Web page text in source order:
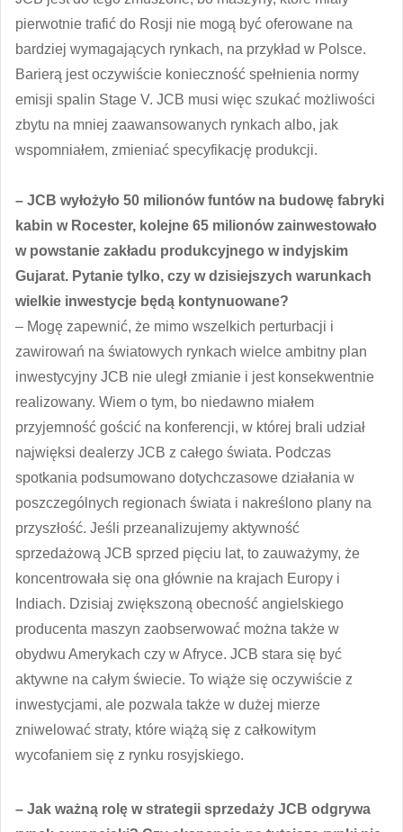
pierwotnie trafić do Rosji nie mogą być oferowane na
bardziej wymagających rynkach, na przykład w Polsce.
Barierą jest oczywiście konieczność spełnienia normy
emisji spalin Stage V. JCB musi więc szukać możliwości
zbytu na mniej zaawansowanych rynkach albo, jak
wspomniałem, zmieniać specyfikację produkcji.
– JCB wyłożyło 50 milionów funtów na budowę fabryki
kabin w Rocester, kolejne 65 milionów zainwestowało
w powstanie zakładu produkcyjnego w indyjskim
Gujarat. Pytanie tylko, czy w dzisiejszych warunkach
wielkie inwestycje będą kontynuowane?
– Mogę zapewnić, że mimo wszelkich perturbacji i
zawirowań na światowych rynkach wielce ambitny plan
inwestycyjny JCB nie uległ zmianie i jest konsekwentnie
realizowany. Wiem o tym, bo niedawno miałem
przyjemność gościć na konferencji, w której brali udział
najwięksi dealerzy JCB z całego świata. Podczas
spotkania podsumowano dotychczasowe działania w
poszczególnych regionach świata i nakreślono plany na
przyszłość. Jeśli przeanalizujemy aktywność
sprzedażową JCB sprzed pięciu lat, to zauważymy, że
koncentrowała się ona głównie na krajach Europy i
Indiach. Dzisiaj zwiększoną obecność angielskiego
producenta maszyn zaobserwować można także w
obydwu Amerykach czy w Afryce. JCB stara się być
aktywne na całym świecie. To wiąże się oczywiście z
inwestycjami, ale pozwala także w dużej mierze
zniwelować straty, które wiążą się z całkowitym
wycofaniem się z rynku rosyjskiego.
– Jak ważną rolę w strategii sprzedaży JCB odgrywa